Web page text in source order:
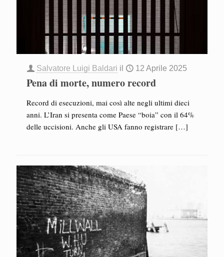
Salvatore Luigi Baldari il 12 Aprile 2025
Pena di morte, numero record
Record di esecuzioni, mai così alte negli ultimi dieci
anni. L’Iran si presenta come Paese “boia” con il 64%
delle uccisioni. Anche gli USA fanno registrare […]